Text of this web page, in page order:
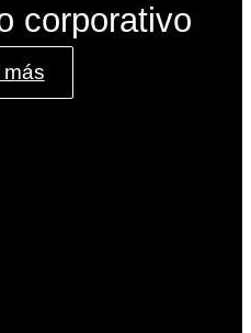
corporativo
más